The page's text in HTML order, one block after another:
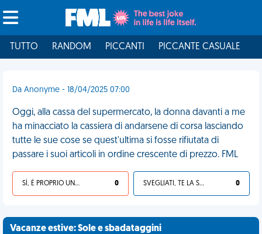
TUTTO RANDOM PICCANTI PICCANTE CASUALE
Da Anonyme - 18/04/2025 07:00
Oggi, alla cassa del supermercato, la donna davanti a me
ha minacciato la cassiera di andarsene di corsa lasciando
tutte le sue cose se quest'ultima si fosse rifiutata di
passare i suoi articoli in ordine crescente di prezzo. FML
SÌ, È PROPRIO UNA VDM! 0 SVEGLIATI, TE LA SEI CERCATA! 0
Vacanze estive: Sole e sbadataggini